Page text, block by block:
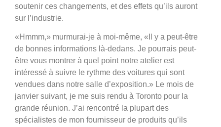
soutenir ces changements, et des effets qu’ils auront
sur l’industrie.
«Hmmm,» murmurai-je à moi-même, «Il y a peut-être
de bonnes informations là-dedans. Je pourrais peut-
être vous montrer à quel point notre atelier est
intéressé à suivre le rythme des voitures qui sont
vendues dans notre salle d’exposition.» Le mois de
janvier suivant, je me suis rendu à Toronto pour la
grande réunion. J’ai rencontré la plupart des
spécialistes de mon fournisseur de produits qu’ils